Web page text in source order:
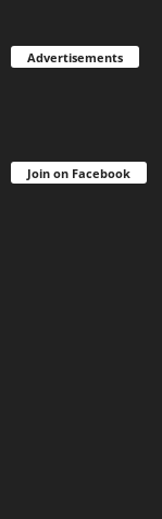
Advertisements
Join on Facebook